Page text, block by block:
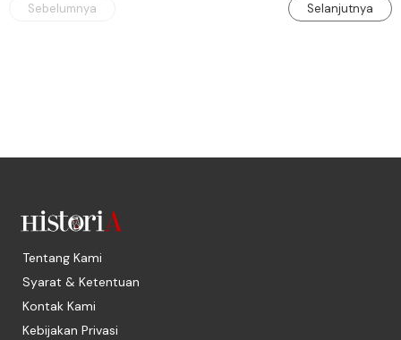
Sebelumnya Selanjutnya
Tentang Kami
Syarat & Ketentuan
Kontak Kami
Kebijakan Privasi